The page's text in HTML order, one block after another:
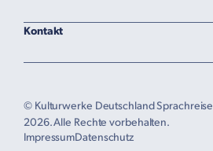
Kontakt
© Kulturwerke Deutschland
2026. Alle Rechte vorbehalten.
ImpressumDatenschutz